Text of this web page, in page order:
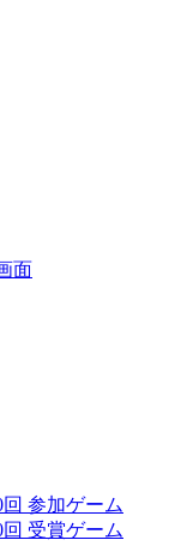
参加ゲーム
受賞ゲーム